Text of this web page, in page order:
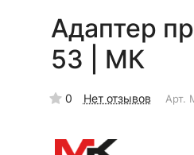
Адаптер
53 | МК
0 Нет отзывов Арт.